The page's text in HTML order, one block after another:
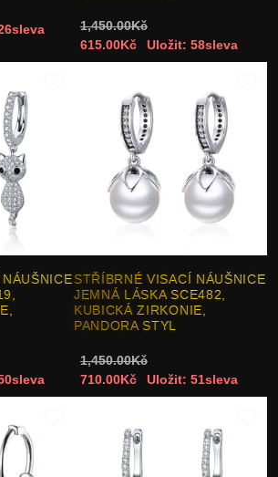
1,450.00Kč
615.00Kč
Uložit: 58sleva
STŘÍBRNÉ VISACÍ NÁUŠNICE
JEMNÁ LÁSKA SCE482,
KUBICKÁ ZIRKONIE,
PANDORA STYL
1,450.00Kč
710.00Kč
Uložit: 51sleva